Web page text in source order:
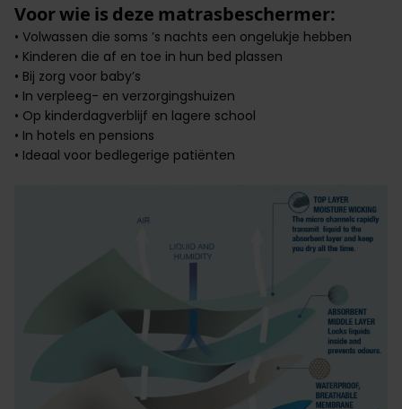
Voor wie is deze matrasbeschermer:
• Volwassen die soms ’s nachts een ongelukje hebben
• Kinderen die af en toe in hun bed plassen
• Bij zorg voor baby’s
• In verpleeg- en verzorgingshuizen
• Op kinderdagverblijf en lagere school
• In hotels en pensions
• Ideaal voor bedlegerige patiënten